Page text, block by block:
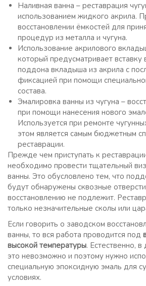
Наливная ванна – реставрация
использованием жидкого акрила.
восстановлении ёмкостей для
процедур из металла и чугуна.
Использование акрилового
который предусматривает вставку
поддона вкладыша из акрила с
фиксацией при помощи
состава.
Эмалировка ванны из чугуна –
при помощи нанесения нового
Используется при ремонте
этом является самым бюджетным
реставрации.
Прежде чем приступать к
необходимо провести тщательный
ванны. Это обусловлено тем, что
будут обнаружены сквозные
восстановлению не подлежит.
только незначительные сколы или
Если говорить о заводском
ванны, то вся работа проводится под
высокой температуры. Естественно,
это невозможно и поэтому нужно
специальную эпоксидную эмаль для
условиях.